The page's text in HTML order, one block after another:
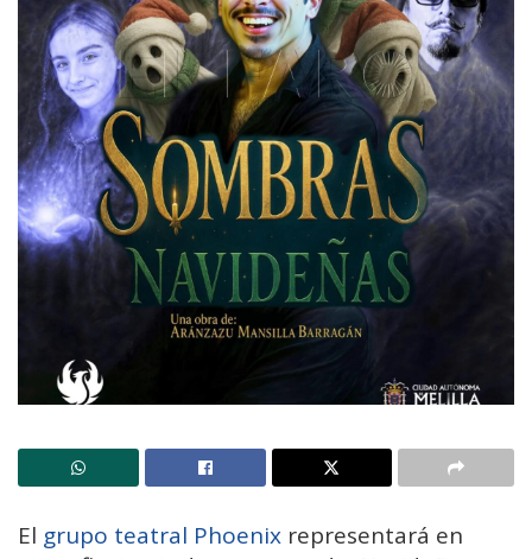
El grupo teatral Phoenix representará en